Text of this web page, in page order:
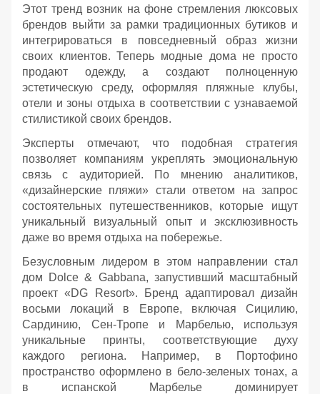
Этот тренд возник на фоне стремления люксовых
брендов выйти за рамки традиционных бутиков и
интегрироваться в повседневный образ жизни
своих клиентов. Теперь модные дома не просто
продают одежду, а создают полноценную
эстетическую среду, оформляя пляжные клубы,
отели и зоны отдыха в соответствии с узнаваемой
стилистикой своих брендов.
Эксперты отмечают, что подобная стратегия
позволяет компаниям укреплять эмоциональную
связь с аудиторией. По мнению аналитиков,
«дизайнерские пляжи» стали ответом на запрос
состоятельных путешественников, которые ищут
уникальный визуальный опыт и эксклюзивность
даже во время отдыха на побережье.
Безусловным лидером в этом направлении стал
дом Dolce & Gabbana, запустивший масштабный
проект «DG Resort». Бренд адаптировал дизайн
восьми локаций в Европе, включая Сицилию,
Сардинию, Сен-Тропе и Марбелью, используя
уникальные принты, соответствующие духу
каждого региона. Например, в Портофино
пространство оформлено в бело-зеленых тонах, а
в испанской Марбелье доминирует